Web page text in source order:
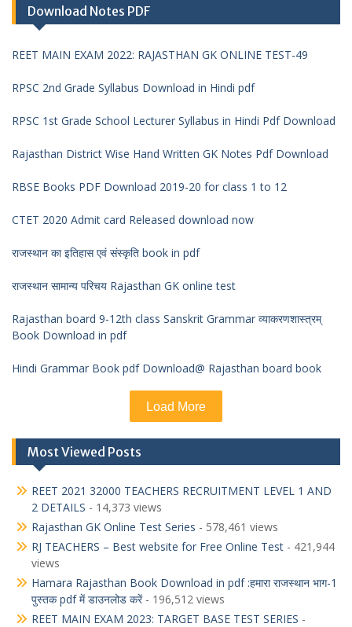
Download Notes PDF
REET MAIN EXAM 2022: RAJASTHAN GK ONLINE TEST-49
RPSC 2nd Grade Syllabus Download in Hindi pdf
RPSC 1st Grade School Lecturer Syllabus in Hindi Pdf Download
Rajasthan District Wise Hand Written GK Notes Pdf Download
RBSE Books PDF Download 2019-20 for class 1 to 12
CTET 2020 Admit card Released download now
राजस्थान का इतिहास एवं संस्कृति book in pdf
राजस्थान सामान्य परिचय Rajasthan GK online test
Rajasthan board 9-12th class Sanskrit Grammar व्याकरणशास्त्रम्
Book Download in pdf
Hindi Grammar Book pdf Download@ Rajasthan board book
Load More
Most Viewed Posts
REET 2021 32000 TEACHERS RECRUITMENT LEVEL 1 AND
2 DETAILS - 14,373 views
Rajasthan GK Online Test Series - 578,461 views
RJ TEACHERS – Best website for Free Online Test - 421,944
views
Hamara Rajasthan Book Download in pdf :हमारा राजस्थान भाग-1
पुस्तक pdf में डाउनलोड करें- 196,512 views
REET MAIN EXAM 2023: TARGET BASE TEST SERIES -